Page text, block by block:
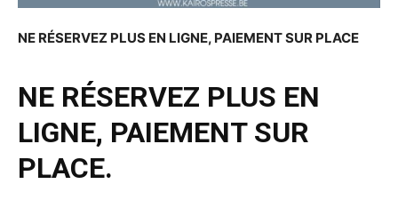
NE RÉSERVEZ PLUS EN LIGNE, PAIEMENT SUR PLACE
NE RÉSERVEZ PLUS EN
LIGNE, PAIEMENT SUR
PLACE.